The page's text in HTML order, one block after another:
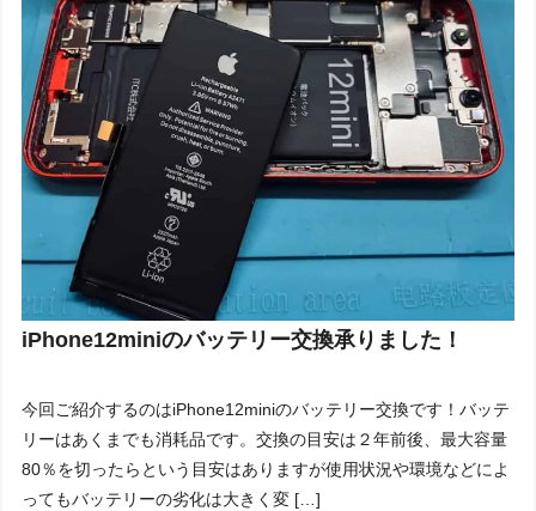
iPhone12miniのバッテリー交換承りました！
今回ご紹介するのはiPhone12miniのバッテリー交換です！バッテ
リーはあくまでも消耗品です。交換の目安は２年前後、最大容量
80％を切ったらという目安はありますが使用状況や環境などによ
ってもバッテリーの劣化は大きく変 […]